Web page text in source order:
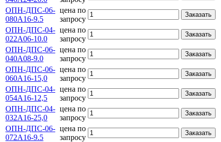
ОПН-ДПС-06-
080А16-9.5
цена по
запросу
Заказать
ОПН-ДПС-04-
022А06-10.0
цена по
запросу
Заказать
ОПН-ДПС-06-
040А08-9.0
цена по
запросу
Заказать
ОПН-ДПС-06-
060А16-15,0
цена по
запросу
Заказать
ОПН-ДПС-04-
054А16-12,5
цена по
запросу
Заказать
ОПН-ДПС-04-
032А16-25,0
цена по
запросу
Заказать
ОПН-ДПС-06-
072А16-9.5
цена по
запросу
Заказать